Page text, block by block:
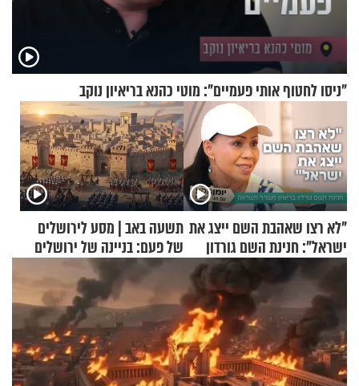
"ניסו לחטוף אותי פעמיים": מוטי כהנא בריאיון נוקב
"לא רצו שאהבת השם ייצג את
ישראל": חנינת השם גורדון
בריאיון מעורר השראה
תשעה באב | מסע לירושלים
של פעם: בניינה של ירושלים